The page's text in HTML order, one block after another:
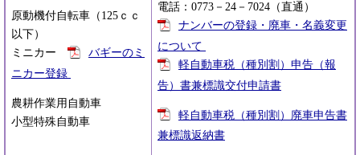
原動機付自転車（125ｃｃ
以下）
ミニカー
バギーのミ
ニカー登録
農耕作業用自動車
小型特殊自動車
電話：0773－24－7024（直通）
ナンバーの登録・廃車・名義変更
について
軽自動車税（種別割）申告（報
告）書兼標識交付申請書
軽自動車税（種別割）廃車申告書
兼標識返納書